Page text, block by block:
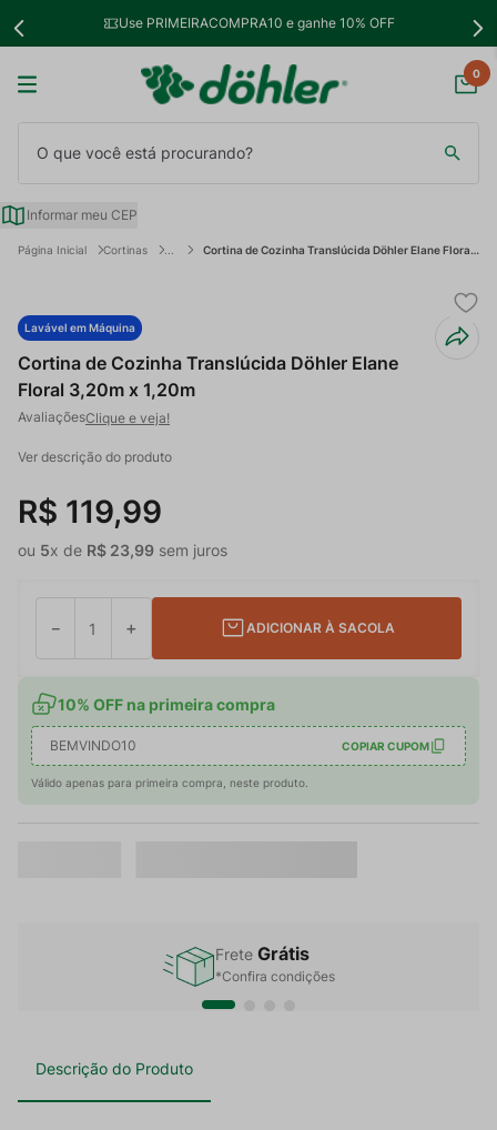
Use PRIMEIRACOMPRA10 e ganhe 10% OFF
0
Informar meu CEP
Cortinas Cortina de Cozinha Translúcida Döhler Elane Floral 3,20m x 1,20m
Lavável em Máquina
Cortina de Cozinha Translúcida Döhler Elane
Floral 3,20m x 1,20m
Clique e veja!
Ver descrição do produto
R$ 119,99
ou 5x de R$ 23,99 sem juros
＋
－ ADICIONAR À SACOLA
10% OFF na primeira compra
BEMVINDO10 COPIAR CUPOM
Válido apenas para primeira compra, neste produto.
Frete Grátis
*Confira condições
Descrição do Produto